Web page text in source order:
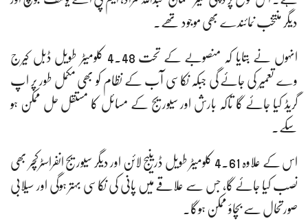
دیگر منتخب نمائندے بھی موجود تھے۔
انہوں نے بتایا کہ منصوبے کے تحت 4.48 کلومیٹر طویل ڈبل کیرج
وے تعمیر کی جائے گی جبکہ نکاسی آب کے نظام کو بھی مکمل طور پر اپ
گریڈ کیا جائے گا تاکہ بارش اور سیوریج کے مسائل کا مستقل حل ممکن ہو
سکے۔
اس کے علاوہ 4.61 کلومیٹر طویل ڈرینیج لائن اور دیگر سیوریج انفراسٹرکچر بھی
نصب کیا جائے گا، جس سے علاقے میں پانی کی نکاسی بہتر ہوگی اور سیلابی
صورتحال سے بچاؤ ممکن ہوگا۔